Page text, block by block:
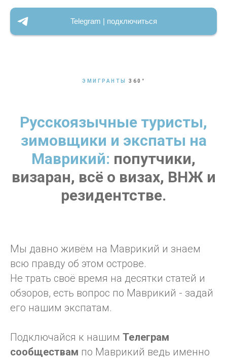
Telegram | подключиться
ЭМИГРАНТЫ 360 °
Русскоязычные туристы,
зимовщики и экспаты на
Маврикий: попутчики,
визаран, всё о визах, ВНЖ и
резидентстве.
Мы давно живём на Маврикий и знаем
всю правду об этом острове.
Не трать своё время на десятки статей и
обзоров, есть вопрос по Маврикий - задай
его нашим экспатам.
Подключайся к нашим Телеграм
сообществам по Маврикий ведь именно